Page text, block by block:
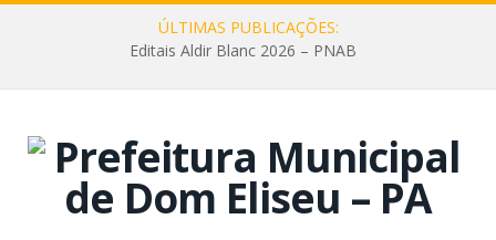
ÚLTIMAS PUBLICAÇÕES:
Editais Aldir Blanc 2026 – PNAB